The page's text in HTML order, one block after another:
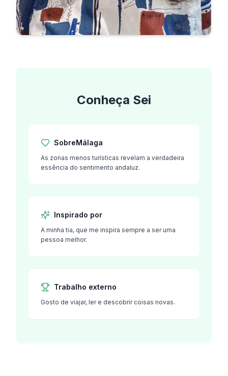
Conheça Sei
SobreMálaga
As zonas menos turísticas revelam a verdadeira
essência do sentimento andaluz.
Inspirado por
A minha tia, que me inspira sempre a ser uma
pessoa melhor.
Trabalho externo
Gosto de viajar, ler e descobrir coisas novas.